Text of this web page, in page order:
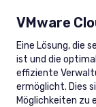
VMware
Eine Lösung, die
ist und die
effiziente
ermöglicht. Dies
Möglichkeiten zu